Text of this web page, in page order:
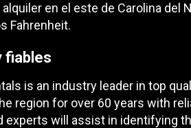
en el este de Carolina del
Fahrenheit.
fiables
is an industry leader in top
region for over 60 years with
will assist in identifying